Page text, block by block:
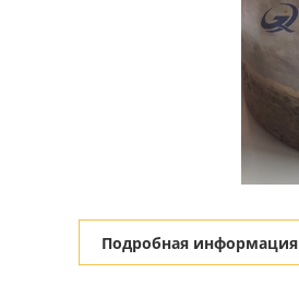
Подробная информация